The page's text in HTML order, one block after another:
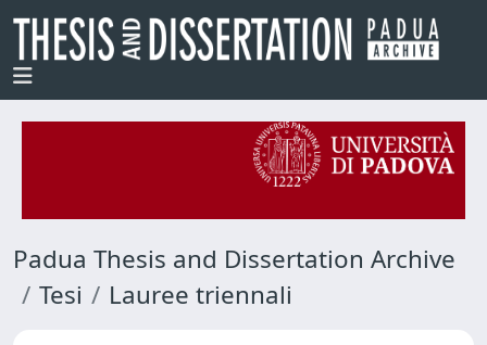
Padua Thesis and Dissertation Archive
Tesi
Lauree triennali